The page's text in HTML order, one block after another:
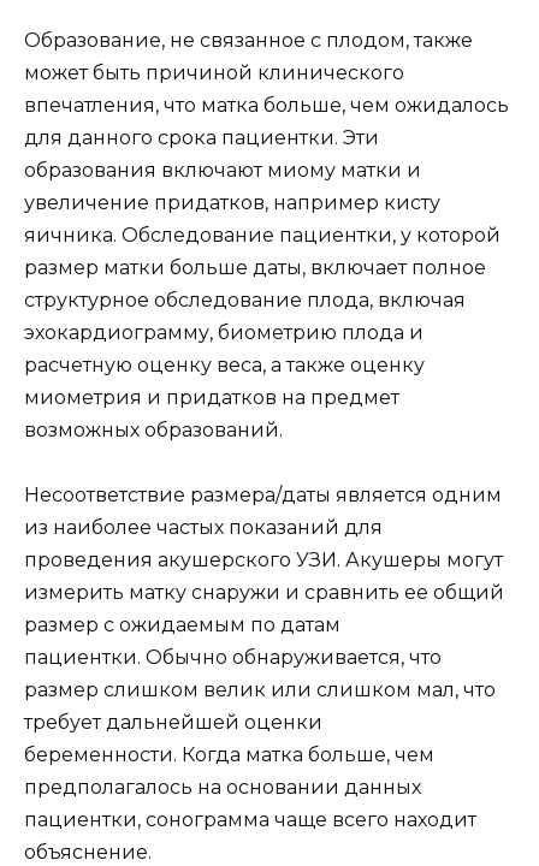
Образование, не связанное с плодом, также
может быть причиной клинического
впечатления, что матка больше, чем ожидалось
для данного срока пациентки. Эти
образования включают миому матки и
увеличение придатков, например кисту
яичника. Обследование пациентки, у которой
размер матки больше даты, включает полное
структурное обследование плода, включая
эхокардиограмму, биометрию плода и
расчетную оценку веса, а также оценку
миометрия и придатков на предмет
возможных образований.
Несоответствие размера/даты является одним
из наиболее частых показаний для
проведения акушерского УЗИ. Акушеры могут
измерить матку снаружи и сравнить ее общий
размер с ожидаемым по датам
пациентки. Обычно обнаруживается, что
размер слишком велик или слишком мал, что
требует дальнейшей оценки
беременности. Когда матка больше, чем
предполагалось на основании данных
пациентки, сонограмма чаще всего находит
объяснение.